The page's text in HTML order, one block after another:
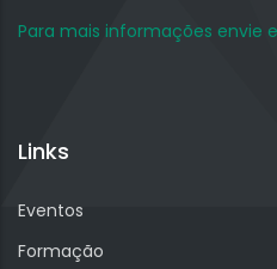
Para mais informações envie
Links
Eventos
Formação